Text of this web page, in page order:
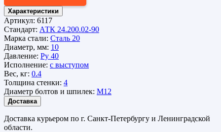
Характеристики
Артикул: 6117
Стандарт: АТК 24.200.02-90
Марка стали: Сталь 20
Диаметр, мм: 10
Давление: Ру 40
Исполнение: с выступом
Вес, кг: 0.4
Толщина стенки: 4
Диаметр болтов и шпилек: М12
Доставка
Доставка курьером по г. Санкт-Петербургу и Ленинградской
области.